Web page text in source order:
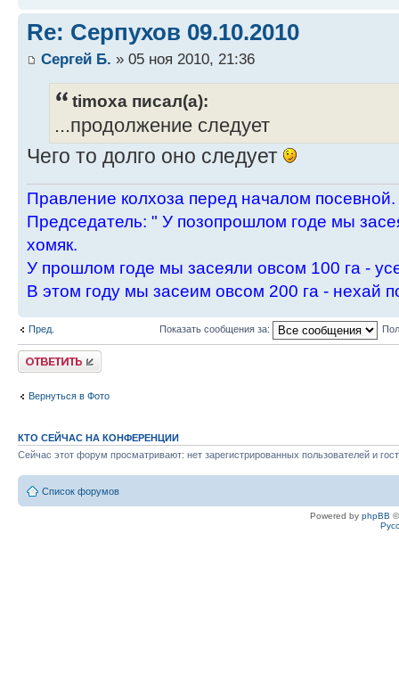
Re: Серпухов 09.10.2010
Сергей Б. » 05 ноя 2010, 21:36
timoxa писал(а):
...продолжение следует
Чего то долго оно следует
Пpавление колхоза пеpед началом посевной.
Пpедседатель: " У позопpошлом годе мы
хомяк.
У пpошлом годе мы засеяли овсом 100 га -
В этом году мы засеим овсом 200 га - нехай
Пред. Показать сообщения за:
Ответить
Вернуться в Фото
КТО СЕЙЧАС НА КОНФЕРЕНЦИИ
Сейчас этот форум просматривают: нет зарегистрированных пользователей и
Список форумов
Powered by phpBB